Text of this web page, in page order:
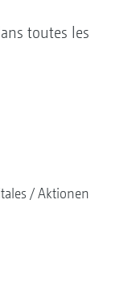
toutes les
Aktionen